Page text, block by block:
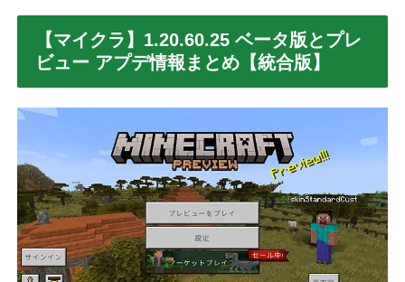
【マイクラ】1.20.60.25 ベータ版とプレ
ビュー アプデ情報まとめ【統合版】